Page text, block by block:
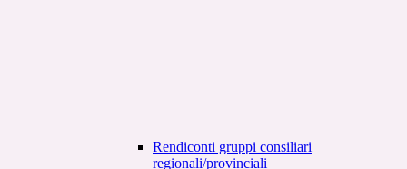
Rendiconti gruppi consiliari
regionali/provinciali